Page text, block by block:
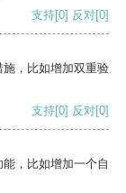
支持[0] 反对[0]
，比如增加双重验
支持[0] 反对[0]
，比如增加一个自